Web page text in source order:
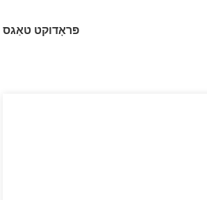
פּראָדוקט טאַגס